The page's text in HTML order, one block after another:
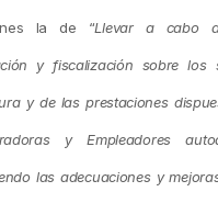
la de “Llevar a cabo
y fiscalización sobre los
y de las prestaciones
y Empleadores
las adecuaciones y